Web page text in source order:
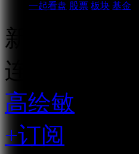
一起看盘 股票 板块 基金
新型工业化
连续播放
高绘敏
+订阅